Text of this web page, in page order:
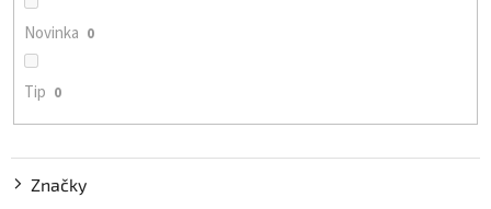
Novinka 0
Tip 0
Značky